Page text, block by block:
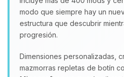
modo que siempre hay un
estructura que descubrir
progresión.
Dimensiones personalizadas,
mazmorras repletas de botín